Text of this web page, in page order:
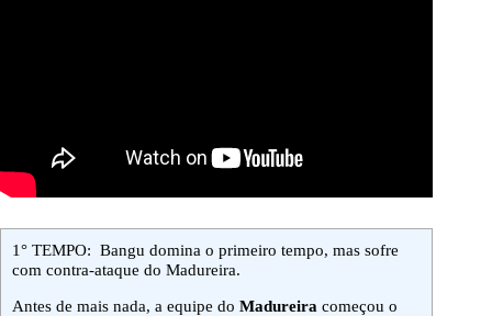
1° TEMPO: Bangu domina o primeiro tempo, mas sofre
com contra-ataque do Madureira.
Antes de mais nada, a equipe do Madureira começou o